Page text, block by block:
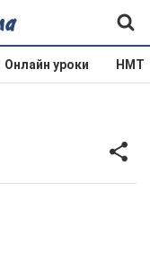
Онлайн уроки НМТ